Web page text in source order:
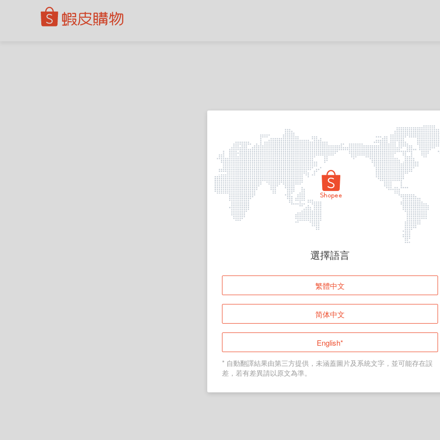
頁面無法顯示
登入
返回首頁
選擇語言
繁體中文
简体中文
English*
* 自動翻譯結果由第三方提供，未涵蓋圖片及系統文字，並可能存在誤
差，若有差異請以原文為準。